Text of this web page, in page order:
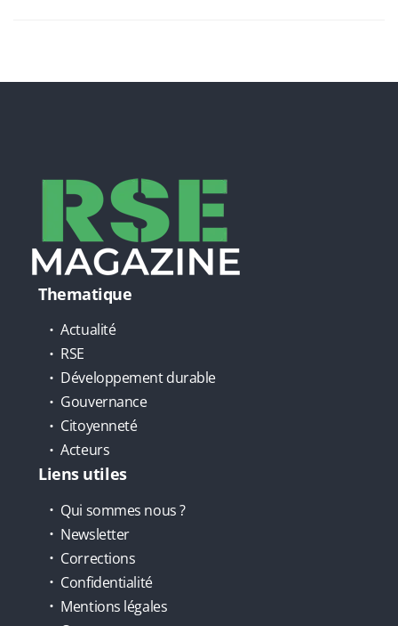
Thematique
Actualité
RSE
Développement durable
Gouvernance
Citoyenneté
Acteurs
Liens utiles
Qui sommes nous ?
Newsletter
Corrections
Confidentialité
Mentions légales